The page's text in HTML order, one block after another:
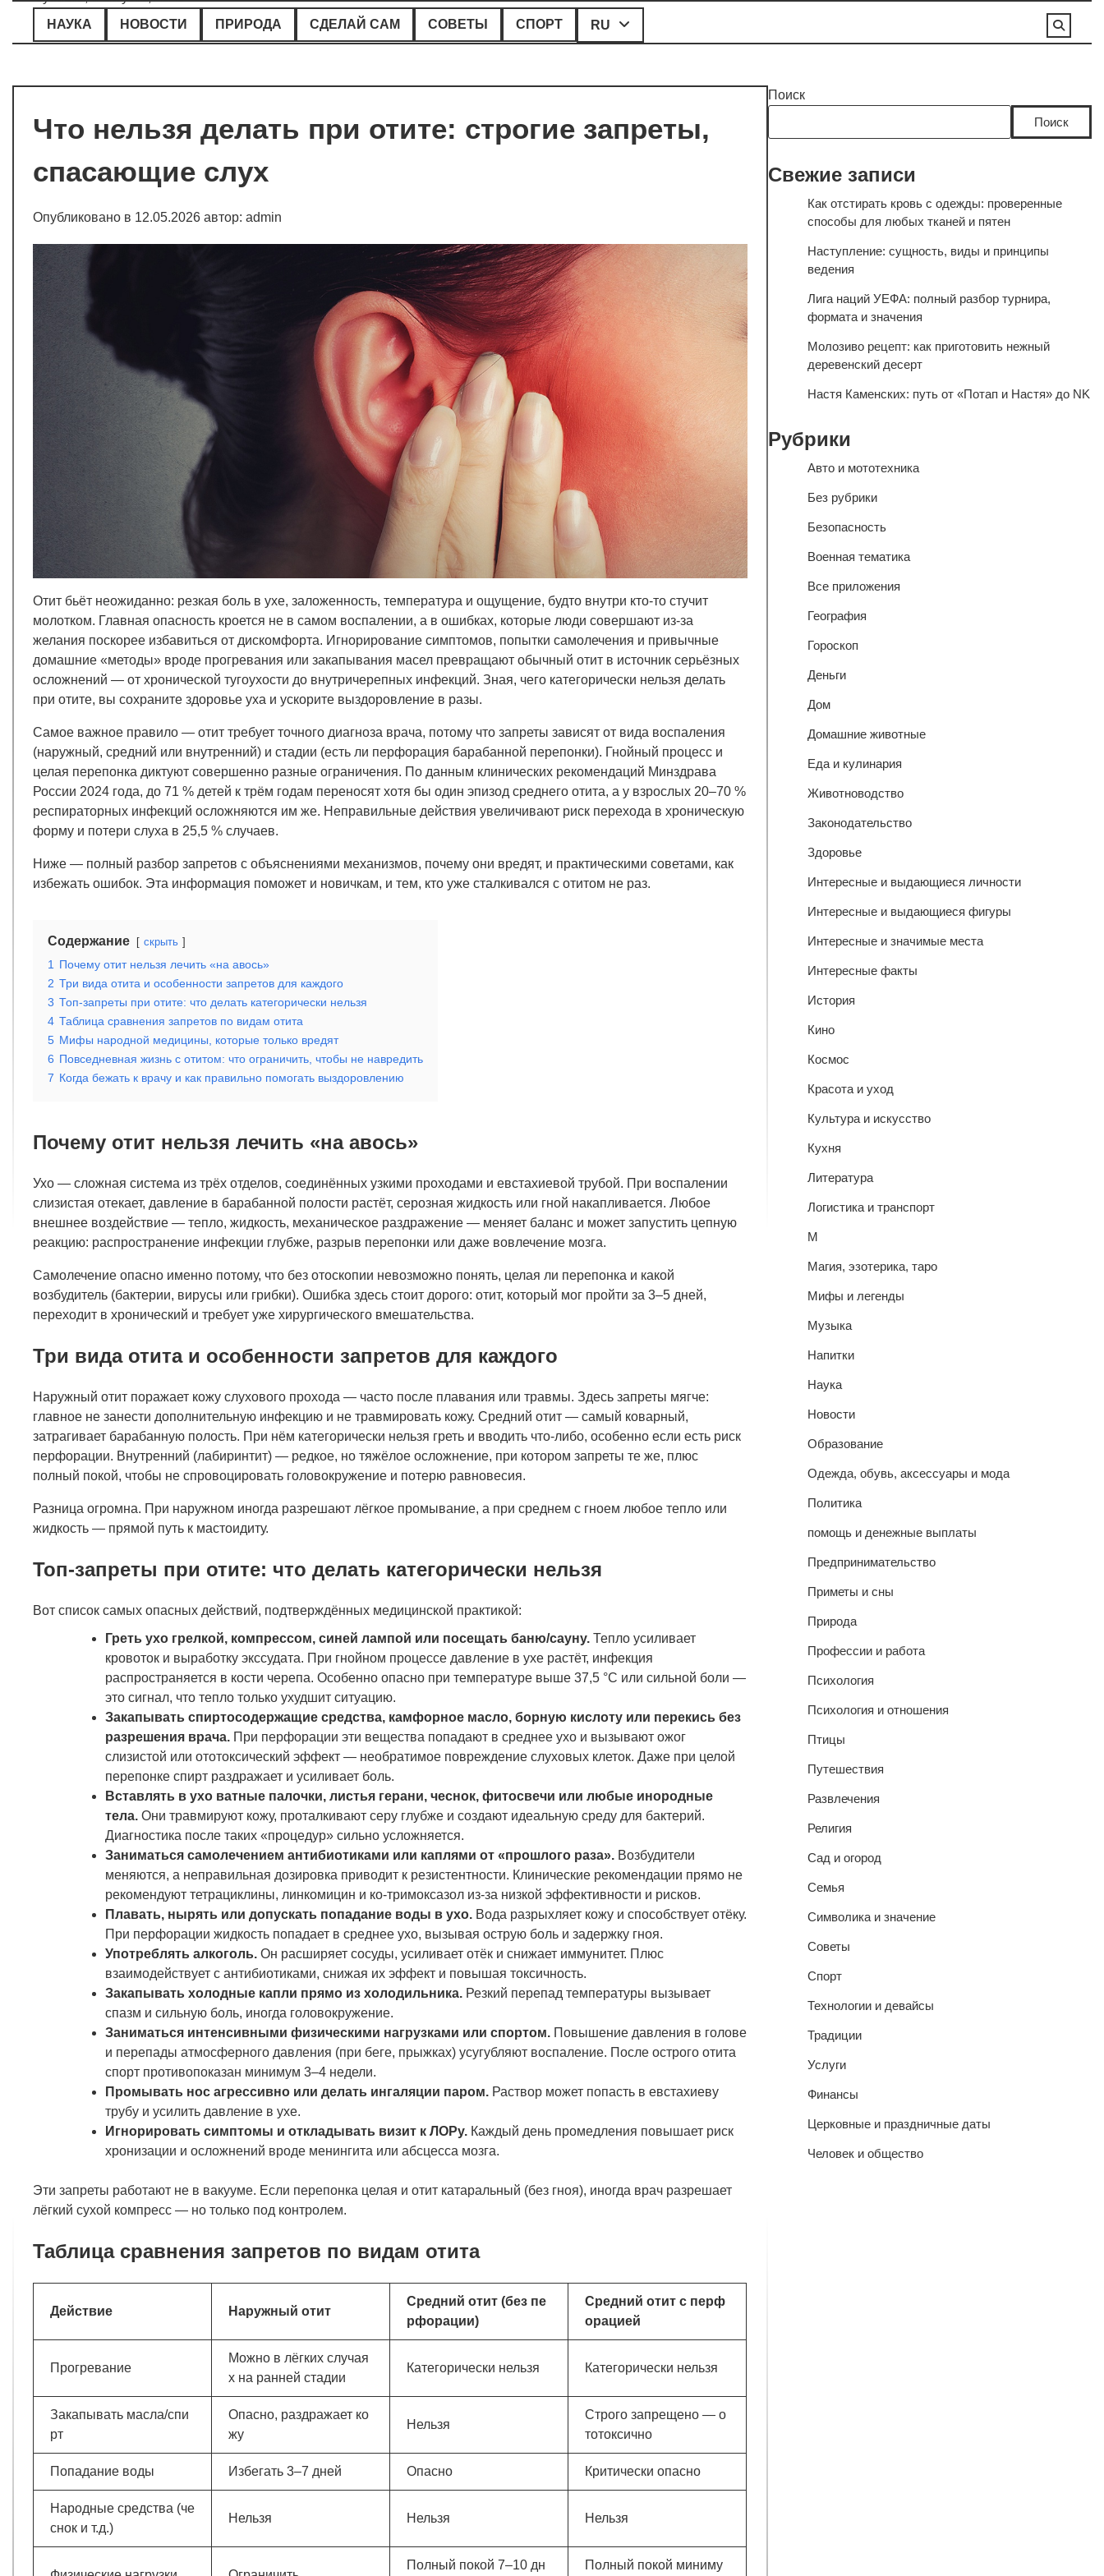
Перейти
содержимому
НАУКА
НОВОСТИ ПРИРОДА СДЕЛАЙ САМ СОВЕТЫ СПОРТ RU
Что нельзя делать при отите: строгие запреты,
спасающие слух
Опубликовано в 12.05.2026 автор: admin
Отит бьёт неожиданно: резкая боль в ухе, заложенность, температура и ощущение, будто внутри кто-то стучит
молотком. Главная опасность кроется не в самом воспалении, а в ошибках, которые люди совершают из-за
желания поскорее избавиться от дискомфорта. Игнорирование симптомов, попытки самолечения и привычные
домашние «методы» вроде прогревания или закапывания масел превращают обычный отит в источник серьёзных
осложнений — от хронической тугоухости до внутричерепных инфекций. Зная, чего категорически нельзя делать
при отите, вы сохраните здоровье уха и ускорите выздоровление в разы.
Самое важное правило — отит требует точного диагноза врача, потому что запреты зависят от вида воспаления
(наружный, средний или внутренний) и стадии (есть ли перфорация барабанной перепонки). Гнойный процесс и
целая перепонка диктуют совершенно разные ограничения. По данным клинических рекомендаций Минздрава
России 2024 года, до 71 % детей к трём годам переносят хотя бы один эпизод среднего отита, а у взрослых 20–70 %
респираторных инфекций осложняются им же. Неправильные действия увеличивают риск перехода в хроническую
форму и потери слуха в 25,5 % случаев.
Ниже — полный разбор запретов с объяснениями механизмов, почему они вредят, и практическими советами, как
избежать ошибок. Эта информация поможет и новичкам, и тем, кто уже сталкивался с отитом не раз.
Содержание скрыть
1 Почему отит нельзя лечить «на авось»
2 Три вида отита и особенности запретов для каждого
3 Топ-запреты при отите: что делать категорически нельзя
4 Таблица сравнения запретов по видам отита
5 Мифы народной медицины, которые только вредят
6 Повседневная жизнь с отитом: что ограничить, чтобы не навредить
7 Когда бежать к врачу и как правильно помогать выздоровлению
Почему отит нельзя лечить «на авось»
Ухо — сложная система из трёх отделов, соединённых узкими проходами и евстахиевой трубой. При воспалении
слизистая отекает, давление в барабанной полости растёт, серозная жидкость или гной накапливается. Любое
внешнее воздействие — тепло, жидкость, механическое раздражение — меняет баланс и может запустить цепную
реакцию: распространение инфекции глубже, разрыв перепонки или даже вовлечение мозга.
Самолечение опасно именно потому, что без отоскопии невозможно понять, целая ли перепонка и какой
возбудитель (бактерии, вирусы или грибки). Ошибка здесь стоит дорого: отит, который мог пройти за 3–5 дней,
переходит в хронический и требует уже хирургического вмешательства.
Три вида отита и особенности запретов для каждого
Наружный отит поражает кожу слухового прохода — часто после плавания или травмы. Здесь запреты мягче:
главное не занести дополнительную инфекцию и не травмировать кожу. Средний отит — самый коварный,
затрагивает барабанную полость. При нём категорически нельзя греть и вводить что-либо, особенно если есть риск
перфорации. Внутренний (лабиринтит) — редкое, но тяжёлое осложнение, при котором запреты те же, плюс
полный покой, чтобы не спровоцировать головокружение и потерю равновесия.
Разница огромна. При наружном иногда разрешают лёгкое промывание, а при среднем с гноем любое тепло или
жидкость — прямой путь к мастоидиту.
Топ-запреты при отите: что делать категорически нельзя
Вот список самых опасных действий, подтверждённых медицинской практикой:
Греть ухо грелкой, компрессом, синей лампой или посещать баню/сауну. Тепло усиливает
кровоток и выработку экссудата. При гнойном процессе давление в ухе растёт, инфекция
распространяется в кости черепа. Особенно опасно при температуре выше 37,5 °C или сильной боли —
это сигнал, что тепло только ухудшит ситуацию.
Закапывать спиртосодержащие средства, камфорное масло, борную кислоту или перекись без
разрешения врача. При перфорации эти вещества попадают в среднее ухо и вызывают ожог
слизистой или ототоксический эффект — необратимое повреждение слуховых клеток. Даже при целой
перепонке спирт раздражает и усиливает боль.
Вставлять в ухо ватные палочки, листья герани, чеснок, фитосвечи или любые инородные
тела. Они травмируют кожу, проталкивают серу глубже и создают идеальную среду для бактерий.
Диагностика после таких «процедур» сильно усложняется.
Заниматься самолечением антибиотиками или каплями от «прошлого раза». Возбудители
меняются, а неправильная дозировка приводит к резистентности. Клинические рекомендации прямо не
рекомендуют тетрациклины, линкомицин и ко-тримоксазол из-за низкой эффективности и рисков.
Плавать, нырять или допускать попадание воды в ухо. Вода разрыхляет кожу и способствует отёку.
При перфорации жидкость попадает в среднее ухо, вызывая острую боль и задержку гноя.
Употреблять алкоголь. Он расширяет сосуды, усиливает отёк и снижает иммунитет. Плюс
взаимодействует с антибиотиками, снижая их эффект и повышая токсичность.
Закапывать холодные капли прямо из холодильника. Резкий перепад температуры вызывает
спазм и сильную боль, иногда головокружение.
Заниматься интенсивными физическими нагрузками или спортом. Повышение давления в голове
и перепады атмосферного давления (при беге, прыжках) усугубляют воспаление. После острого отита
спорт противопоказан минимум 3–4 недели.
Промывать нос агрессивно или делать ингаляции паром. Раствор может попасть в евстахиеву
трубу и усилить давление в ухе.
Игнорировать симптомы и откладывать визит к ЛОРу. Каждый день промедления повышает риск
хронизации и осложнений вроде менингита или абсцесса мозга.
Эти запреты работают не в вакууме. Если перепонка целая и отит катаральный (без гноя), иногда врач разрешает
лёгкий сухой компресс — но только под контролем.
Таблица сравнения запретов по видам отита
Действие Наружный отит
Средний отит (без пе
рфорации)
Средний отит с перф
орацией
Прогревание
Можно в лёгких случая
х на ранней стадии
Категорически нельзя Категорически нельзя
Закапывать масла/спи
рт
Опасно, раздражает ко
жу
Нельзя
Строго запрещено — о
тотоксично
Попадание воды Избегать 3–7 дней Опасно Критически опасно
Народные средства (че
снок и т.д.)
Нельзя Нельзя Нельзя
Полный покой 7–10 дн Полный покой миниму
Поиск
Поиск
Свежие записи
Как отстирать кровь с одежды: проверенные
способы для любых тканей и пятен
Наступление: сущность, виды и принципы
ведения
Лига наций УЕФА: полный разбор турнира,
формата и значения
Молозиво рецепт: как приготовить нежный
деревенский десерт
Настя Каменских: путь от «Потап и Настя» до NK
Рубрики
Авто и мототехника
Без рубрики
Безопасность
Военная тематика
Все приложения
География
Гороскоп
Деньги
Дом
Домашние животные
Еда и кулинария
Животноводство
Законодательство
Здоровье
Интересные и выдающиеся личности
Интересные и выдающиеся фигуры
Интересные и значимые места
Интересные факты
История
Кино
Космос
Красота и уход
Культура и искусство
Кухня
Литература
Логистика и транспорт
М
Магия, эзотерика, таро
Мифы и легенды
Музыка
Напитки
Наука
Новости
Образование
Одежда, обувь, аксессуары и мода
Политика
помощь и денежные выплаты
Предпринимательство
Приметы и сны
Природа
Профессии и работа
Психология
Психология и отношения
Птицы
Путешествия
Развлечения
Религия
Сад и огород
Семья
Символика и значение
Советы
Спорт
Технологии и девайсы
Традиции
Услуги
Финансы
Церковные и праздничные даты
Человек и общество